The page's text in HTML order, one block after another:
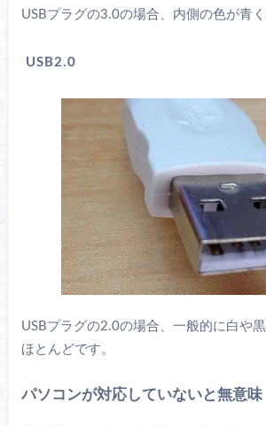
USBプラグの3.0の場合、内側の色が青
USB2.0
USBプラグの2.0の場合、一般的に白や
ほとんどです。
パソコンが対応していないと無意味